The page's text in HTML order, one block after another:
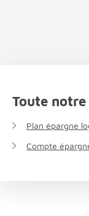
Toute
Plan épargne
Compte